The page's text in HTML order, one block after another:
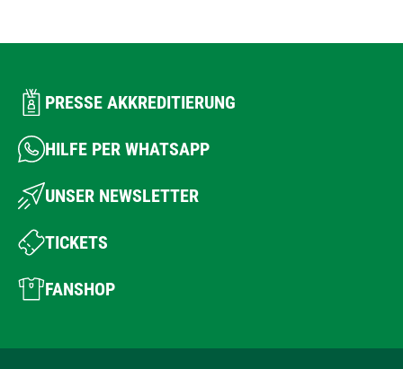
PRESSE AKKREDITIERUNG
HILFE PER WHATSAPP
UNSER NEWSLETTER
TICKETS
FANSHOP